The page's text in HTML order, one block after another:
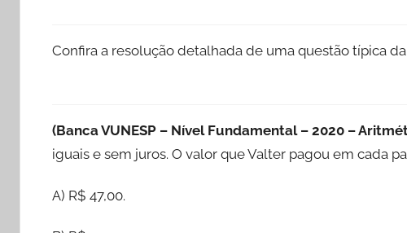
Confira a resolução detalhada de uma questão típica
(Banca VUNESP – Nível Fundamental – 2020 –
iguais e sem juros. O valor que Valter pagou em cada
A) R$ 47,00.